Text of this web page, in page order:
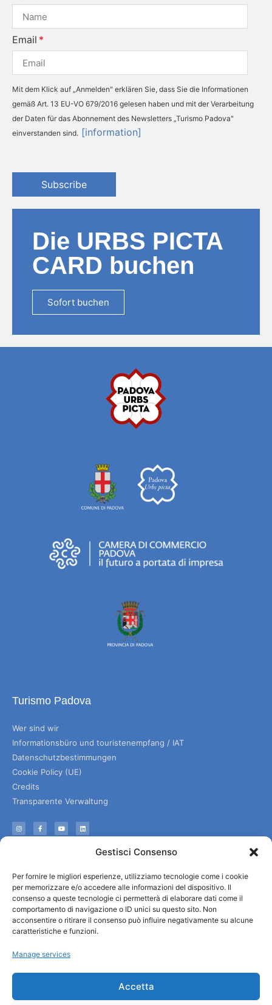
Gestisci Consenso
Per fornire le migliori esperienze, utilizziamo tecnologie come i cookie
per memorizzare e/o accedere alle informazioni del dispositivo. Il
consenso a queste tecnologie ci permetterà di elaborare dati come il
comportamento di navigazione o ID unici su questo sito. Non
acconsentire o ritirare il consenso può influire negativamente su alcune
caratteristiche e funzioni.
Manage services
Accetta
Email
Mit dem Klick auf „Anmelden" erklären Sie, dass Sie die Informationen
gemäß Art. 13 EU-VO 679/2016 gelesen haben und mit der Verarbeitung
der Daten für das Abonnement des Newsletters „Turismo Padova"
einverstanden sind. [information]
Subscribe
Die URBS PICTA
CARD buchen
Sofort buchen
Turismo Padova
Wer sind wir
Informationsbüro und touristenempfang / IAT
Datenschutzbestimmungen
Cookie Policy (UE)
Credits
Transparente Verwaltung
Nützliche Dienstleistungen
Broschüren herunterladen